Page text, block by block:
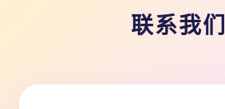
联系我们